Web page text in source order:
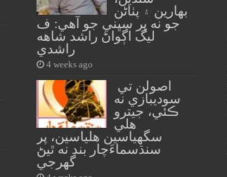
بهارين ۽ پٺاڻن
جو نه پر سڀني جو آهي: ف
ليگ اڳواڻ راشد شاهه
راشدي
4 weeks ago
سوديبازي نه
ڪئي، جيترو
هلي
سگهياسين هلياسين، پر
سنڌسماءَچار بند نه ٿيڻ
گهرجي